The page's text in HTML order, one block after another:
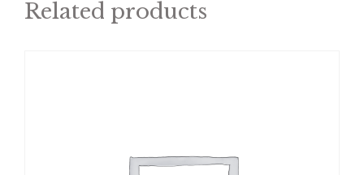
Related products